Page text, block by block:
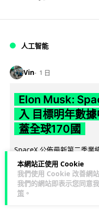
本網站正使用 Cookie
我們使用 Cookie 改善網
我們的網站即表示您同意
策 。
人工智能
Vin 1 日
Elon Musk:
入 目標明年數
蓋全球170國
SpaceX 公佈最新第二季業
季度收入按年飆升 92%
全文
142